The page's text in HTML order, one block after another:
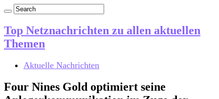
Top Netznachrichten zu allen aktuellen
Themen
Aktuelle Nachrichten
Four Nines Gold optimiert seine